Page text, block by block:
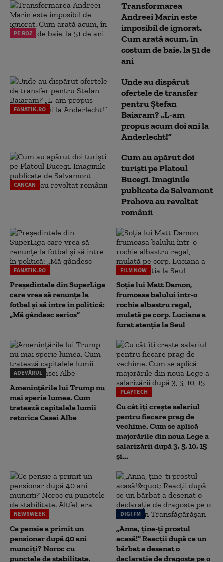
PE ROZ
Transformarea
Andreei Marin este
imposibil de ignorat.
Cum arată acum, în
costum de baie, la 51 de
ani
FANATIK.RO
Unde au dispărut
ofertele de transfer
pentru Ștefan
Baiaram? „L-am
propus acum doi ani la
Anderlecht!”
CANCAN
Cum au apărut doi
turiști pe Platoul
Bucegi. Imaginile
publicate de Salvamont
Prahova au revoltat
românii
FANATIK.RO
Președintele din SuperLiga
care vrea să renunțe la
fotbal și să intre în politică:
„Mă gândesc serios”
FILM NOW
Soția lui Matt Damon,
frumoasa balului într-o
rochie albastru regal,
mulată pe corp. Luciana a
furat atenția la Seul
ADEVĂRUL
Amenințările lui Trump nu
mai sperie lumea. Cum
tratează capitalele lumii
retorica Casei Albe
PLAYTECH
Cu cât îți crește salariul
pentru fiecare prag de
vechime. Cum se aplică
majorările din noua Lege a
salarizării după 3, 5, 10, 15
și...
NEWSWEEK
Ce pensie a primit un
pensionar după 40 ani
munciți? Noroc cu
punctele de stabilitate.
DIGI FM
„Anna, ţine-ţi prostul
acasă!" Reacţii după ce un
bărbat a desenat o
declaraţie de dragoste pe o